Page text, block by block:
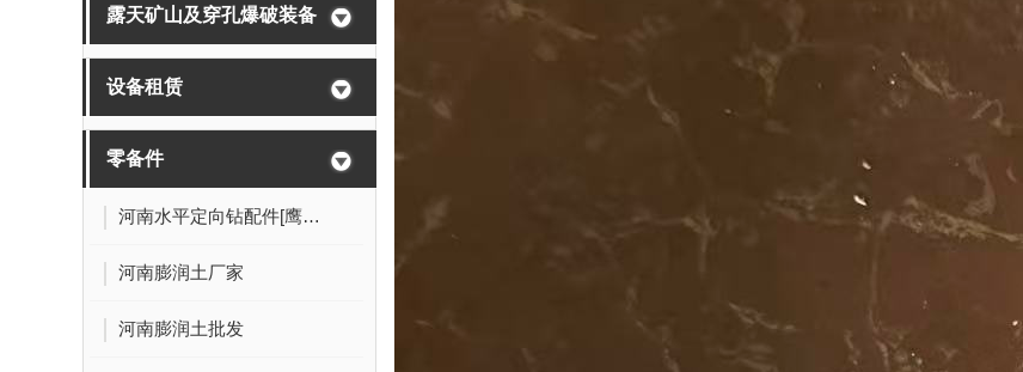
露天矿山及穿孔爆破装备
设备租赁
零备件
河南水平定向钻配件[鹰爪式导向钻头]
河南膨润土厂家
河南膨润土批发